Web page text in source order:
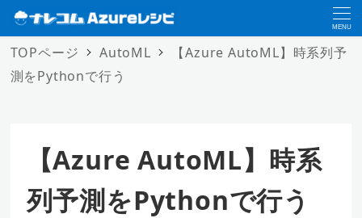
MENU
TOPページ AutoML
【Azure AutoML】時系列予
測をPythonで行う
【Azure AutoML】時系
列予測をPythonで行う